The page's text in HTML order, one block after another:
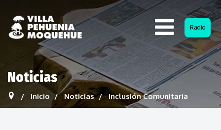
Radio
Noticias
Inicio Noticias Inclusión Comunitaria